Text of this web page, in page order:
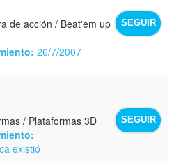
SEGUIR
de acción / Beat'em up
26/7/2007
SEGUIR
/ Plataformas 3D
existió